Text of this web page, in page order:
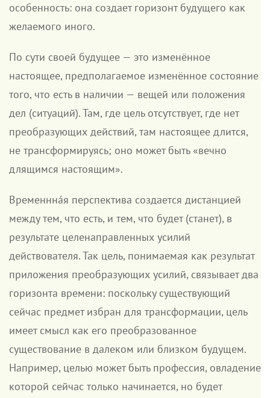
особенность: она создает горизонт будущего как
желаемого иного.
По сути своей будущее — это изменённое
настоящее, предполагаемое изменённое состояние
того, что есть в наличии — вещей или положения
дел (ситуаций). Там, где цель отсутствует, где нет
преобразующих действий, там настоящее длится,
не трансформируясь; оно может быть «вечно
длящимся настоящим».
Временнна́я перспектива создается дистанцией
между тем, что есть, и тем, что будет (станет), в
результате целенаправленных усилий
действователя. Так цель, понимаемая как результат
приложения преобразующих усилий, связывает два
горизонта времени: поскольку существующий
сейчас предмет избран для трансформации, цель
имеет смысл как его преобразованное
существование в далеком или близком будущем.
Например, целью может быть профессия, овладение
которой сейчас только начинается, но будет